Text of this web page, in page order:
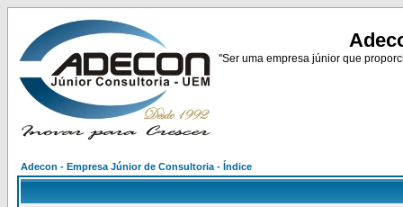
"Ser uma empresa júnior que
Adecon - Empresa Júnior de Consultoria - Índice